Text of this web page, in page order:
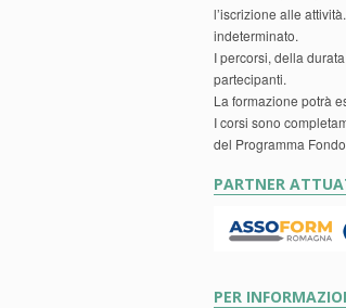
l’iscrizione alle
indeterminato.
I percorsi, della
partecipanti.
La formazione potrà
I corsi sono
del Programma
PARTNER
PER